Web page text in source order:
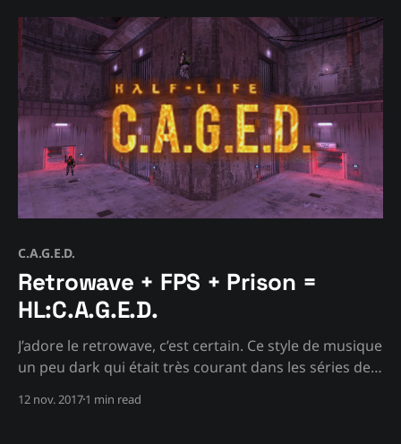
contests), ou hacker son inventaire (dans les RPG).
Sauf que si on prend le concept encore plus
C.A.G.E.D.
Retrowave + FPS + Prison =
HL:C.A.G.E.D.
J’adore le retrowave, c’est certain. Ce style de musique
un peu dark qui était très courant dans les séries des
donnait le ton à des course-poursuites endiablées
12 nov. 20171 min read